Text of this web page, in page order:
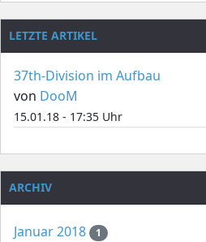
LETZTE ARTIKEL
37th-Division im Aufbau
von DooM
15.01.18 - 17:35 Uhr
ARCHIV
Januar 2018 1